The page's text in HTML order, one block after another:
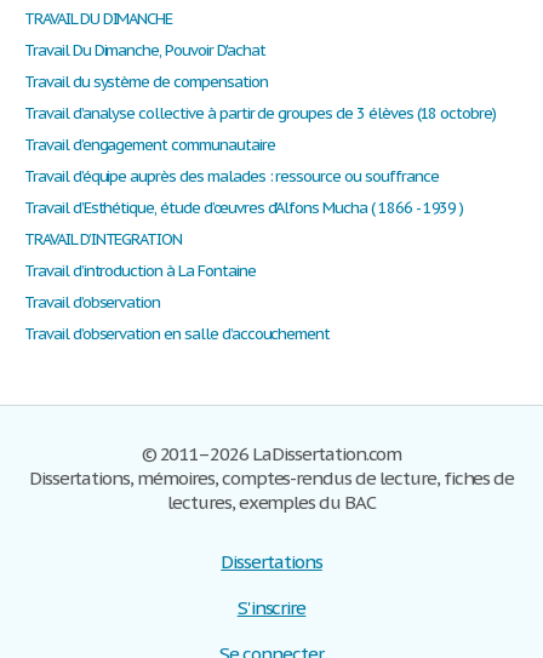
TRAVAIL DU DIMANCHE
Travail Du Dimanche, Pouvoir D'achat
Travail du système de compensation
Travail d’analyse collective à partir de groupes de 3 élèves (18 octobre)
Travail d’engagement communautaire
Travail d’équipe auprès des malades : ressource ou souffrance
Travail d’Esthétique, étude d’œuvres d’Alfons Mucha ( 1866 - 1939 )
TRAVAIL D’INTEGRATION
Travail d’introduction à La Fontaine
Travail d’observation
Travail d’observation en salle d’accouchement
© 2011–2026 LaDissertation.com
Dissertations, mémoires, comptes-rendus de lecture, fiches de
lectures, exemples du BAC
Dissertations
S'inscrire